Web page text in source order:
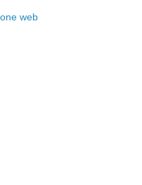
web